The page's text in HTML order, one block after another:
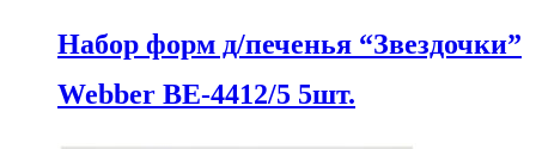
Набор форм д/печенья “Звездочки”
Webber BE-4412/5 5шт.